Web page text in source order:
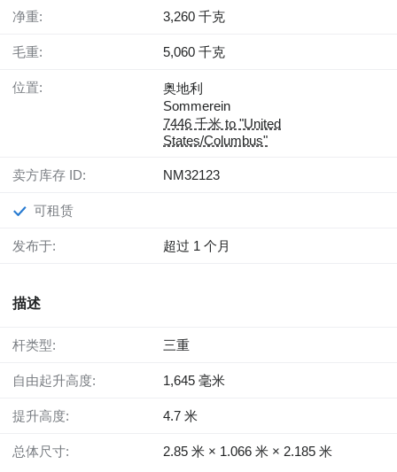
净重: 3,260 千克
毛重: 5,060 千克
位置:
奥地利
Sommerein
7446 千米 to "United
States/Columbus"
卖方库存 ID: NM32123
可租赁
发布于: 超过 1 个月
描述
杆类型: 三重
自由起升高度: 1,645 毫米
提升高度: 4.7 米
总体尺寸: 2.85 米 × 1.066 米 × 2.185 米